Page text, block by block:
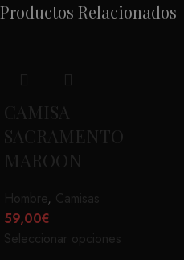
Productos Relacionados
CAMISA
SACRAMENTO
MAROON
Hombre, Camisas
59,00€
Seleccionar opciones